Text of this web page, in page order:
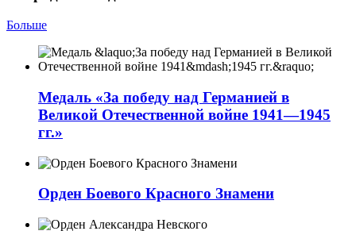
Больше
Медаль «За победу над Германией в
Великой Отечественной войне 1941—1945
гг.»
Орден Боевого Красного Знамени